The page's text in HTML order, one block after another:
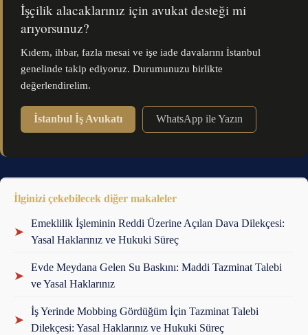
İşçilik alacaklarınız için avukat desteği mi
arıyorsunuz?
Kıdem, ihbar, fazla mesai ve işe iade davalarını İstanbul
genelinde takip ediyoruz. Durumunuzu birlikte
değerlendirelim.
İstanbul İş Avukatı WhatsApp ile Yazın
İlginizi çekebilecek diğer makaleler
➤
Emeklilik İşleminin Reddi Üzerine Açılan Dava Dilekçesi:
Yasal Haklarınız ve Hukuki Süreç
➤
Evde Meydana Gelen Su Baskını: Maddi Tazminat Talebi
ve Yasal Haklarınız
➤
İş Yerinde Mobbing Gördüğüm İçin Tazminat Talebi
Dilekçesi: Yasal Haklarınız ve Hukuki Süreç